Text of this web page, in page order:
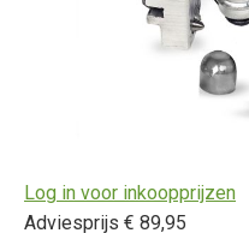
Log in voor inkoopprijzen
Adviesprijs € 89,95